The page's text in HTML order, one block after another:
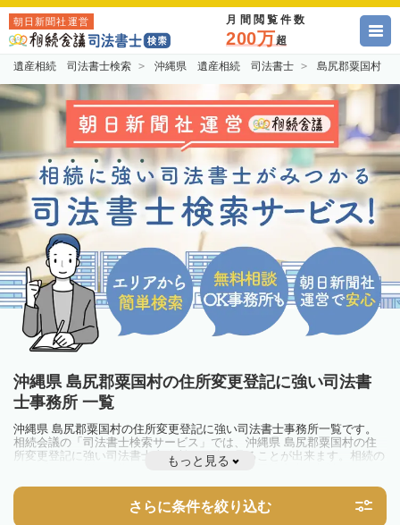
朝日新聞社運営 月間閲覧件数
200万超
遺産相続 司法書士検索 沖縄県 遺産相続 司法書士 島尻郡粟国村
沖縄県 島尻郡粟国村の住所変更登記に強い司法書
士事務所 一覧
沖縄県 島尻郡粟国村の住所変更登記に強い司法書士事務所一覧です。
相続会議の「司法書士検索サービス」では、沖縄県 島尻郡粟国村の住
所変更登記に強い司法書士事務所を一覧で見ることが出来ます。相続の
トラブルやお悩みを抱えている方は一度近隣の司法書士に相談してみま
もっと見る
さらに条件を絞り込む